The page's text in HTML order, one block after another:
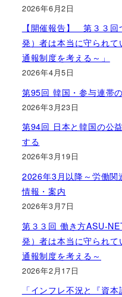
2026年6月2日
【開催報告】 第３３
発）者は本当に守られ
通報制度を考える～」
2026年4月5日
第95回 韓国・参与連帯
2026年3月23日
第94回 日本と韓国の公
する
2026年3月19日
2026年3月以降～労働関
情報・案内
2026年3月7日
第３３回 働き方ASU-
発）者は本当に守られ
通報制度を考える～
2026年2月17日
「インフレ不況と『資